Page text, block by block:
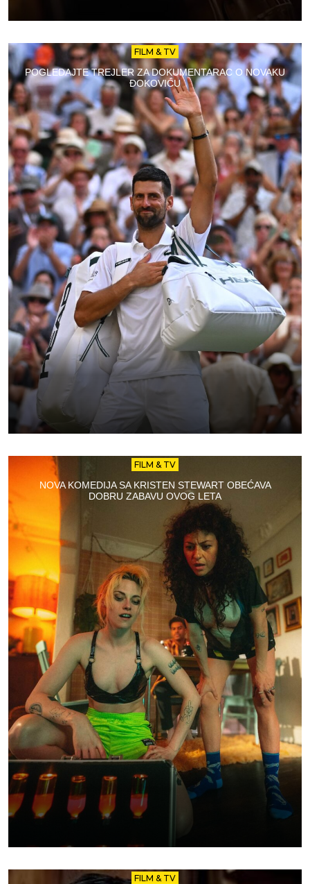
FILM & TV
POGLEDAJTE TREJLER ZA DOKUMENTARAC O NOVAKU
ĐOKOVIĆU
FILM & TV
NOVA KOMEDIJA SA KRISTEN STEWART OBEĆAVA
DOBRU ZABAVU OVOG LETA
FILM & TV